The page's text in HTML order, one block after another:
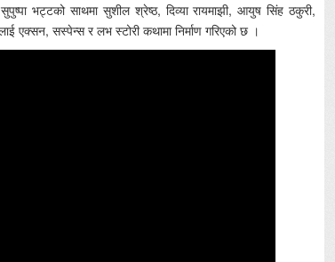
भट्टको साथमा सुशील श्रेष्ठ, दिव्या रायमाझी, आयुष सिंह ठकुरी,
एक्सन, सस्पेन्स र लभ स्टोरी कथामा निर्माण गरिएको छ ।